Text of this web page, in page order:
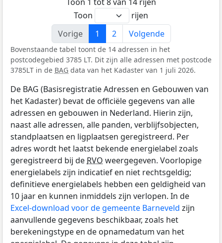
Toon
rijen
Vorige
1 2 Volgende
Bovenstaande tabel toont de 14 adressen in het
postcodegebied 3785 LT. Dit zijn alle adressen met postcode
3785LT in de BAG data van het Kadaster van 1 juli 2026.
De BAG (Basisregistratie Adressen en Gebouwen van
het Kadaster) bevat de officiële gegevens van alle
adressen en gebouwen in Nederland. Hierin zijn,
naast alle adressen, alle panden, verblijfsobjecten,
standplaatsen en ligplaatsen geregistreerd. Per
adres wordt het laatst bekende energielabel zoals
geregistreerd bij de RVO weergegeven. Voorlopige
energielabels zijn indicatief en niet rechtsgeldig;
definitieve energielabels hebben een geldigheid van
10 jaar en kunnen inmiddels zijn verlopen. In de
Excel-download voor de gemeente Barneveld zijn
aanvullende gegevens beschikbaar, zoals het
berekeningstype en de opnamedatum van het